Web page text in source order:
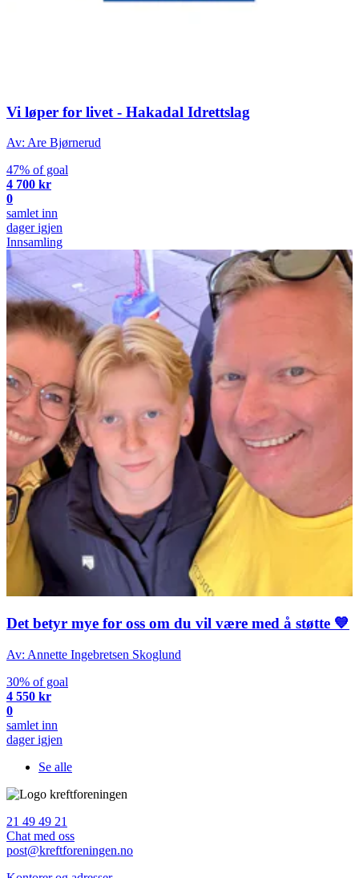
Vi løper for livet - Hakadal Idrettslag
Av: Are Bjørnerud
47% of goal
4 700 kr
0
samlet inn
dager igjen
Innsamling
Det betyr mye for oss om du vil være med å støtte 💙
Av: Annette Ingebretsen Skoglund
30% of goal
4 550 kr
0
samlet inn
dager igjen
Se alle
21 49 49 21
Chat med oss
post@kreftforeningen.no